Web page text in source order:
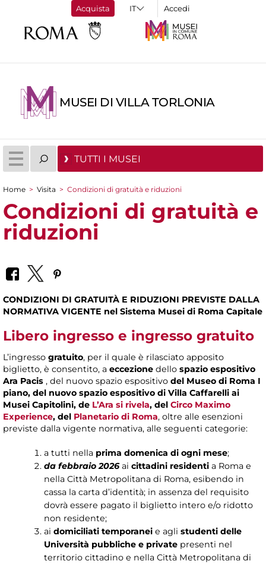
Acquista Accedi
MUSEI DI VILLA TORLONIA
TUTTI I MUSEI
Tu sei qui
Home > Visita > Condizioni di gratuità e riduzioni
Condizioni di gratuità e
riduzioni
CONDIZIONI DI GRATUITÀ E RIDUZIONI PREVISTE DALLA
NORMATIVA VIGENTE nel Sistema Musei di Roma Capitale
Libero ingresso e ingresso gratuito
L’ingresso gratuito, per il quale è rilasciato apposito
biglietto, è consentito, a eccezione dello spazio espositivo
Ara Pacis , del nuovo spazio espositivo del Museo di Roma I
piano, del nuovo spazio espositivo di Villa Caffarelli ai
Musei Capitolini, de L’Ara si rivela, del Circo Maximo
Experience, del Planetario di Roma, oltre alle esenzioni
previste dalla vigente normativa, alle seguenti categorie:
a tutti nella prima domenica di ogni mese;
da febbraio 2026ai cittadini residentia Roma e
nella Città Metropolitana di Roma, esibendo in
cassa la carta d’identità; in assenza del requisito
dovrà essere pagato il biglietto intero e/o ridotto
non residente;
ai domiciliati temporaneie agli studenti delle
Università pubbliche e privatepresenti nel
territorio cittadino e nella Città Metropolitana di